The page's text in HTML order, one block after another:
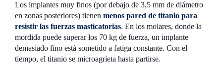
Los implantes muy finos (por debajo de 3,5 mm de diámetro
en zonas posteriores) tienen menos pared de titanio para
resistir las fuerzas masticatorias. En los molares, donde la
mordida puede superar los 70 kg de fuerza, un implante
demasiado fino está sometido a fatiga constante. Con el
tiempo, el titanio se microagrieta hasta partirse.